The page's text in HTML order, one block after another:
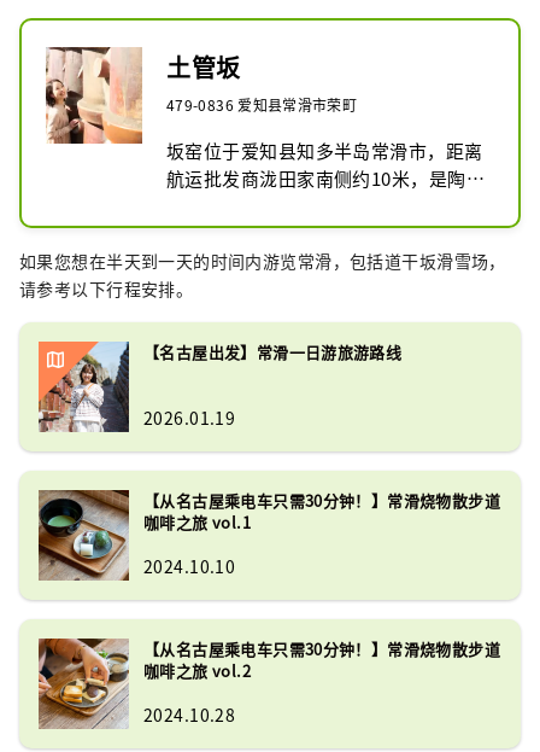
土管坂
479-0836 爱知县常滑市荣町
坂窑位于爱知县知多半岛常滑市，距离
航运批发商泷田家南侧约10米，是陶艺
窑内左右两侧的墙壁上密密麻麻地挂满
了明治时期的陶土烟斗和昭和初期烧酒
瓶，斜坡则铺设着烧制烟斗时废弃的
“筘泽”，使行走更加稳固防滑。
将常滑市的坂窑列入您的观光行程。
如果您想在半天到一天的时间内游览常滑，包括道干坂滑雪场，
请参考以下行程安排。
【名古屋出发】常滑一日游旅游路线
2026.01.19
【从名古屋乘电车只需30分钟！】常滑烧物散步道
咖啡之旅 vol.1
2024.10.10
【从名古屋乘电车只需30分钟！】常滑烧物散步道
咖啡之旅 vol.2
2024.10.28